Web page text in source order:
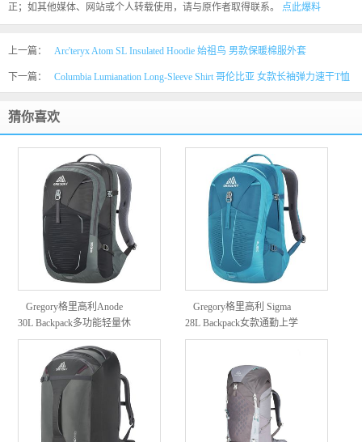
正；如其他媒体、网站或个人转载使用，请与原作者取得联系。 点此爆料
上一篇： Arc'teryx Atom SL Insulated Hoodie 始祖鸟 男款保暖棉服外套
下一篇： Columbia Lumianation Long-Sleeve Shirt 哥伦比亚 女款长袖弹力速干T恤
猜你喜欢
Gregory格里高利Anode
30L Backpack多功能轻量休
闲登山背包
Gregory格里高利 Sigma
28L Backpack女款通勤上学
休闲徒步旅行双肩背包